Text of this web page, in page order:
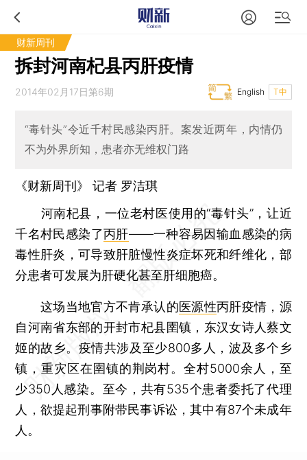
财新周刊
拆封河南杞县丙肝疫情
2014年02月17日第6期 T中
English
“毒针头”令近千村民感染丙肝。案发近两年，内情仍
不为外界所知，患者亦无维权门路
《财新周刊》 记者 罗洁琪
河南杞县，一位老村医使用的“毒针头”，让近
千名村民感染了丙肝——一种容易因输血感染的病
毒性肝炎，可导致肝脏慢性炎症坏死和纤维化，部
分患者可发展为肝硬化甚至肝细胞癌。
这场当地官方不肯承认的医源性丙肝疫情，源
自河南省东部的开封市杞县圉镇，东汉女诗人蔡文
姬的故乡。疫情共涉及至少800多人，波及多个乡
镇，重灾区在圉镇的荆岗村。全村5000余人，至
少350人感染。至今，共有535个患者委托了代理
人，欲提起刑事附带民事诉讼，其中有87个未成年
人。